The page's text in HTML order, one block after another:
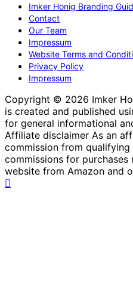
Imker Honig Branding
Contact
Our Team
Impressum
Website Terms and
Privacy Policy
Impressum
Copyright © 2026 Imker
is created and published
for general informational
Affiliate disclaimer As an
commission from qualifying
commissions for
website from Amazon and